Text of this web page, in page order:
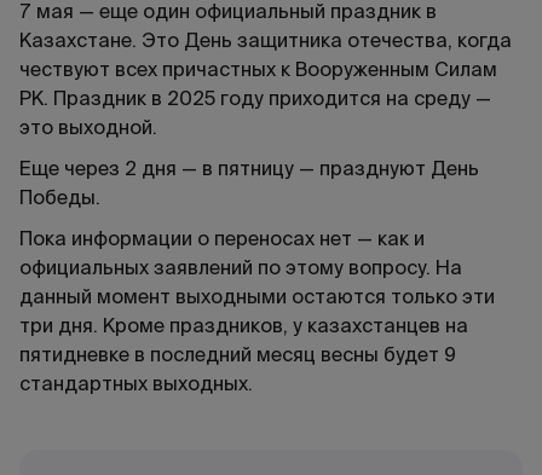
7 мая — еще один официальный праздник в
Казахстане. Это День защитника отечества, когда
чествуют всех причастных к Вооруженным Силам
РК. Праздник в 2025 году приходится на среду —
это выходной.
Еще через 2 дня — в пятницу — празднуют День
Победы.
Пока информации о переносах нет — как и
официальных заявлений по этому вопросу. На
данный момент выходными остаются только эти
три дня. Кроме праздников, у казахстанцев на
пятидневке в последний месяц весны будет 9
стандартных выходных.